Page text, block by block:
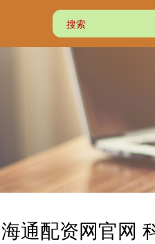
海通配资网官网